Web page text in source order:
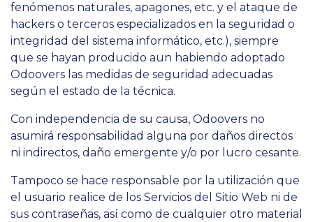
fenómenos naturales, apagones, etc. y el ataque de
hackers o terceros especializados en la seguridad o
integridad del sistema informático, etc.), siempre
que se hayan producido aun habiendo adoptado
Odoovers las medidas de seguridad adecuadas
según el estado de la técnica.
Con independencia de su causa, Odoovers no
asumirá responsabilidad alguna por daños directos
ni indirectos, daño emergente y/o por lucro cesante.
Tampoco se hace responsable por la utilización que
el usuario realice de los Servicios del Sitio Web ni de
sus contraseñas, así como de cualquier otro material